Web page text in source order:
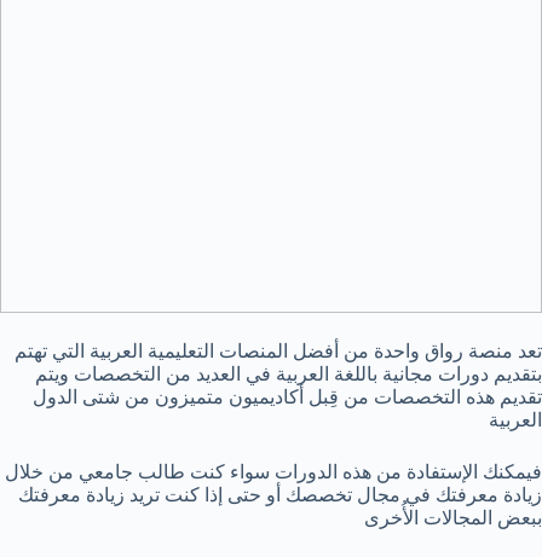
تعد منصة رواق واحدة من أفضل المنصات التعليمية العربية التي تهتم
بتقديم دورات مجانية باللغة العربية في العديد من التخصصات ويتم
تقديم هذه التخصصات من قِبل أكاديميون متميزون من شتى الدول
العربية
فيمكنك الإستفادة من هذه الدورات سواء كنت طالب جامعي من خلال
زيادة معرفتك في مجال تخصصك أو حتى إذا كنت تريد زيادة معرفتك
ببعض المجالات الأُخرى